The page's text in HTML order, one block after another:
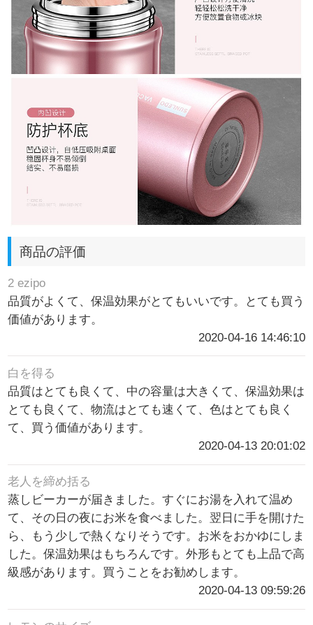
商品の評価
2 ezipo
品質がよくて、保温効果がとてもいいです。とても買う
価値があります。
2020-04-16 14:46:10
白を得る
品質はとても良くて、中の容量は大きくて、保温効果は
とても良くて、物流はとても速くて、色はとても良く
て、買う価値があります。
2020-04-13 20:01:02
老人を締め括る
蒸しビーカーが届きました。すぐにお湯を入れて温め
て、その日の夜にお米を食べました。翌日に手を開けた
ら、もう少しで熱くなりそうです。お米をおかゆにしま
した。保温効果はもちろんです。外形もとても上品で高
級感があります。買うことをお勧めします。
2020-04-13 09:59:26